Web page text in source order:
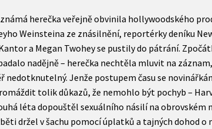
známá herečka veřejně obvinila hollywoodského
Weinsteina ze znásilnění, reportérky deníku
a Megan Twohey se pustily do pátrání.
nadějně – herečka nechtěla mluvit na
nedotknutelný. Jenže postupem času se
tolik důkazů, že nemohlo být pochyb –
léta dopouštěl sexuálního násilí na obrovském
držel v šachu pomocí úplatků a tajných dohod o